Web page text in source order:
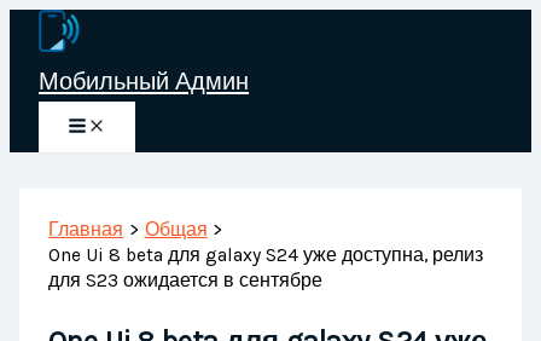
Перейти
содержимому
Мобильный Админ
Главная
Общая
One Ui 8 beta для galaxy S24 уже доступна, релиз
для S23 ожидается в сентябре